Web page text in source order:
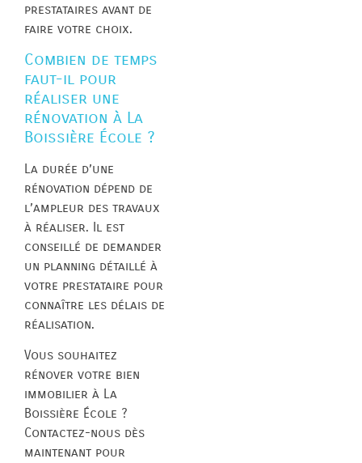
prestataires avant de
faire votre choix.
Combien de temps
faut-il pour
réaliser une
rénovation à La
Boissière École ?
La durée d’une
rénovation dépend de
l’ampleur des travaux
à réaliser. Il est
conseillé de demander
un planning détaillé à
votre prestataire pour
connaître les délais de
réalisation.
Vous souhaitez
rénover votre bien
immobilier à La
Boissière École ?
Contactez-nous dès
maintenant pour